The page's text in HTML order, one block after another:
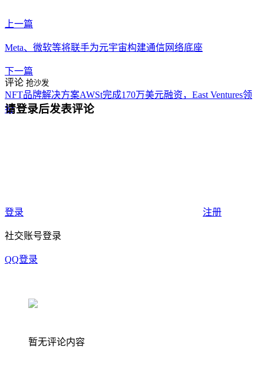
上一篇
Meta、微软等将联手为元宇宙构建通信网络底座
下一篇
NFT品牌解决方案AWSt完成170万美元融资，East Ventures领
投
评论 抢沙发
请登录后发表评论
登录 注册
社交账号登录
QQ登录
暂无评论内容